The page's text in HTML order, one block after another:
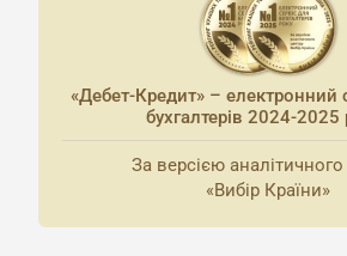
«Дебет-Кредит» – електронний
бухгалтерів 2024-2025
За версією
«Вибір Країни»